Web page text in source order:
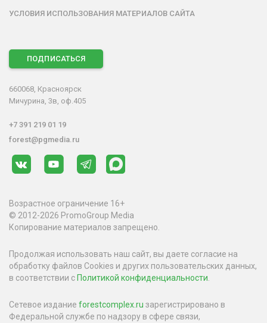
УСЛОВИЯ ИСПОЛЬЗОВАНИЯ МАТЕРИАЛОВ САЙТА
ПОДПИСАТЬСЯ
660068, Красноярск
Мичурина, 3в, оф.405
+7 391 219 01 19
forest@pgmedia.ru
Возрастное ограничение 16+
© 2012-2026 PromoGroup Media
Копирование материалов запрещено.
Продолжая использовать наш сайт, вы даете согласие на
обработку файлов Cookies и других пользовательских данных,
в соответствии сПолитикой конфиденциальности
Сетевое издание forestcomplex.ru зарегистрировано в
Федеральной службе по надзору в сфере связи,